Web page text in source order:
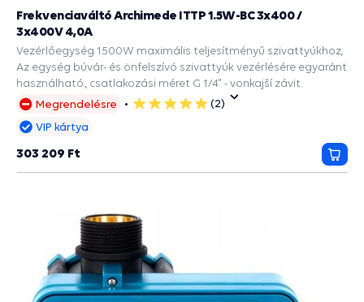
Megrendelésre
5
(2)
Frekvenciaváltó Archimede ITTP 1.5W-BC 3x400 /
3x400V 4,0A
Vezérlőegység 1500W maximális teljesítményű szivattyúkhoz,
Az egység búvár- és önfelszívó szivattyúk vezérlésére egyaránt
használható., csatlakozási méret G 1/4" - vonkajší závit.
VIP kártya
303 209 Ft